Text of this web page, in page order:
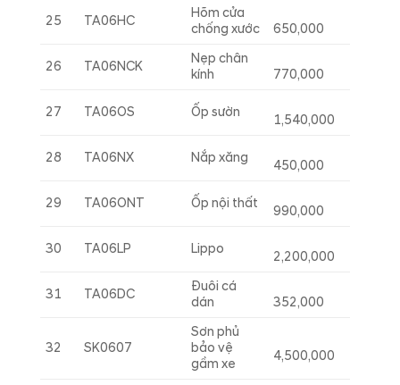
25 TA06HC
Hõm cửa
chống xước
650,000
26 TA06NCK
Nẹp chân
kính
770,000
27 TA06OS Ốp sườn 1,540,000
28 TA06NX Nắp xăng 450,000
29 TA06ONT Ốp nội thất 990,000
30 TA06LP Lippo 2,200,000
31 TA06DC
Đuôi cá
dán
352,000
32 SK0607
Sơn phủ
bảo vệ
gầm xe
4,500,000